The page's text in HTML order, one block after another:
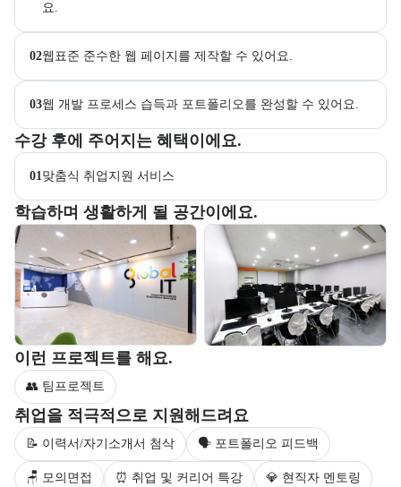
요.
02웹표준 준수한 웹 페이지를 제작할 수 있어요.
03웹 개발 프로세스 습득과 포트폴리오를 완성할 수 있어요.
수강 후에 주어지는 혜택이에요.
교육과정 수강 시 제공되는 혜택 목록을 안내한다.
01맞춤식 취업지원 서비스
학습하며 생활하게 될 공간이에요.
부트캠프 교육 환경 사진을 목록으로 보여준다.
교육 환경 사진 목록
이런 프로젝트를 해요.
부트캠프 과정에서 진행하는 프로젝트 유형을 안내한다.
👥 팀프로젝트
취업을 적극적으로 지원해드려요
부트캠프 수강생을 대상으로 제공되는 취업 지원 서비스를 안내한다.
📝 이력서/자기소개서 첨삭 🗣 포트폴리오 피드백
🪑 모의면접 ⏰ 취업 및 커리어 특강 💎 현직자 멘토링